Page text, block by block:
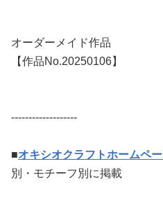
オーダーメイド作品
【作品No.20250106】
-------------------
■オキシオクラフトホームペ
別・モチーフ別に掲載